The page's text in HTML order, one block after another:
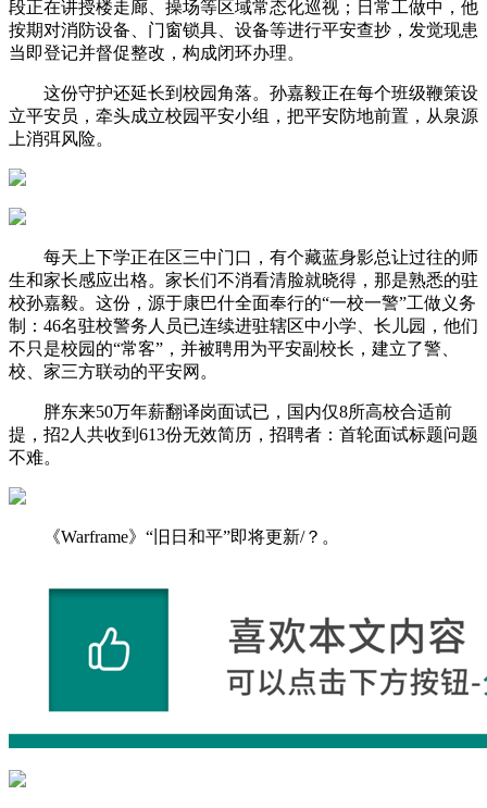
段正在讲授楼走廊、操场等区域常态化巡视；日常工做中，他
按期对消防设备、门窗锁具、设备等进行平安查抄，发觉现患
当即登记并督促整改，构成闭环办理。
这份守护还延长到校园角落。孙嘉毅正在每个班级鞭策设
立平安员，牵头成立校园平安小组，把平安防地前置，从泉源
上消弭风险。
每天上下学正在区三中门口，有个藏蓝身影总让过往的师
生和家长感应出格。家长们不消看清脸就晓得，那是熟悉的驻
校孙嘉毅。这份，源于康巴什全面奉行的“一校一警”工做义务
制：46名驻校警务人员已连续进驻辖区中小学、长儿园，他们
不只是校园的“常客”，并被聘用为平安副校长，建立了警、
校、家三方联动的平安网。
胖东来50万年薪翻译岗面试已，国内仅8所高校合适前
提，招2人共收到613份无效简历，招聘者：首轮面试标题问题
不难。
《Warframe》“旧日和平”即将更新/？。